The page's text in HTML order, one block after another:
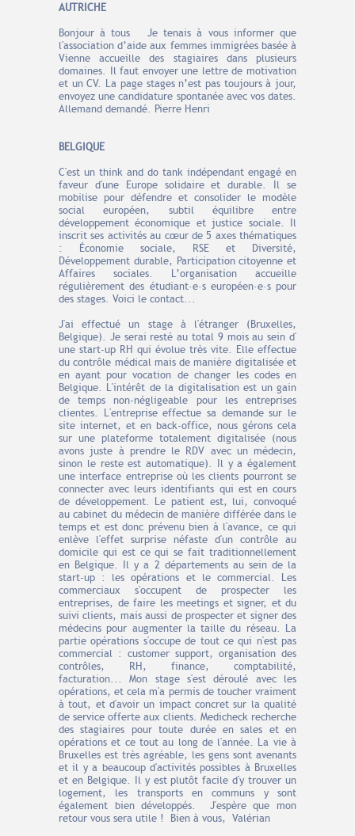
AUTRICHE
Bonjour à tous Je tenais à vous informer que
l'association d’aide aux femmes immigrées basée à
Vienne accueille des stagiaires dans plusieurs
domaines. Il faut envoyer une lettre de motivation
et un CV. La page stages n’est pas toujours à jour,
envoyez une candidature spontanée avec vos dates.
Allemand demandé. Pierre Henri
BELGIQUE
C'est un think and do tank indépendant engagé en
faveur d'une Europe solidaire et durable. Il se
mobilise pour défendre et consolider le modèle
social européen, subtil équilibre entre
développement économique et justice sociale. Il
inscrit ses activités au cœur de 5 axes thématiques
: Économie sociale, RSE et Diversité,
Développement durable, Participation citoyenne et
Affaires sociales.
L’organisation accueille
régulièrement des étudiant·e·s européen·e·s pour
des stages. Voici le contact...
J'ai effectué un stage à l'étranger (Bruxelles,
Belgique). Je serai resté au total 9 mois au sein d'
une start-up RH qui évolue très vite. Elle effectue
du contrôle médical mais de manière digitalisée et
en ayant pour vocation de changer les codes en
Belgique. L'intérêt de la digitalisation est un gain
de temps non-négligeable pour les entreprises
clientes. L'entreprise effectue sa demande sur le
site internet, et en back-office, nous gérons cela
sur une plateforme totalement digitalisée (nous
avons juste à prendre le RDV avec un médecin,
sinon le reste est automatique). Il y a également
une interface entreprise où les clients pourront se
connecter avec leurs identifiants qui est en cours
de développement. Le patient est, lui, convoqué
au cabinet du médecin de manière différée dans le
temps et est donc prévenu bien à l'avance, ce qui
enlève l'effet surprise néfaste d'un contrôle au
domicile qui est ce qui se fait traditionnellement
en Belgique. Il y a 2 départements au sein de la
start-up : les opérations et le commercial. Les
commerciaux s'occupent de prospecter les
entreprises, de faire les meetings et signer, et du
suivi clients, mais aussi de prospecter et signer des
médecins pour augmenter la taille du réseau. La
partie opérations s'occupe de tout ce qui n'est pas
commercial : customer support, organisation des
contrôles, RH, finance, comptabilité,
facturation... Mon stage s'est déroulé avec les
opérations, et cela m'a permis de toucher vraiment
à tout, et d'avoir un impact concret sur la qualité
de service offerte aux clients. Medicheck recherche
des stagiaires pour toute durée en sales et en
opérations et ce tout au long de l'année. La vie à
Bruxelles est très agréable, les gens sont avenants
et il y a beaucoup d'activités possibles à Bruxelles
et en Belgique. Il y est plutôt facile d'y trouver un
logement, les transports en communs y sont
également bien développés. J'espère que mon
retour vous sera utile ! Bien à vous, Valérian